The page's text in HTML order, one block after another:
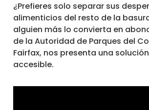
¿Prefieres solo separar sus
alimenticios del resto de la
alguien más lo convierta en
de la Autoridad de Parques del
Fairfax, nos presenta una
accesible.